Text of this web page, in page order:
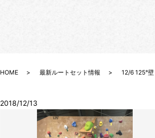
HOME 最新ルートセット情報 12/6 125°壁
2018/12/13